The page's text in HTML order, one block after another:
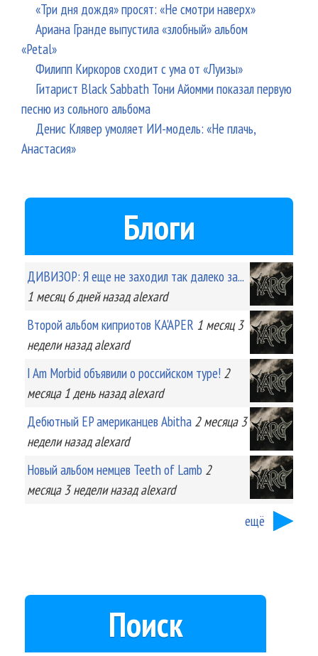
«Три дня дождя» просят: «Не смотри наверх»
Ариана Гранде выпустила «злобный» альбом
«Petal»
Филипп Киркоров сходит с ума от «Луизы»
Гитарист Black Sabbath Тони Айомми показал первую
песню из сольного альбома
Денис Клявер умоляет ИИ-модель: «Не плачь,
Анастасия»
Блоги
ДИВИЗОР: Я еще не заходил так далеко за...
1 месяц 6 днейназад alexard
Второй альбом киприотов KA'APER 1 месяц 3
неделиназад alexard
I Am Morbid объявили о российском туре! 2
месяца 1 деньназад alexard
Дебютный EP американцев Abitha 2 месяца 3
неделиназад alexard
Новый альбом немцев Teeth of Lamb 2
месяца 3 неделиназад alexard
ещё
Поиск